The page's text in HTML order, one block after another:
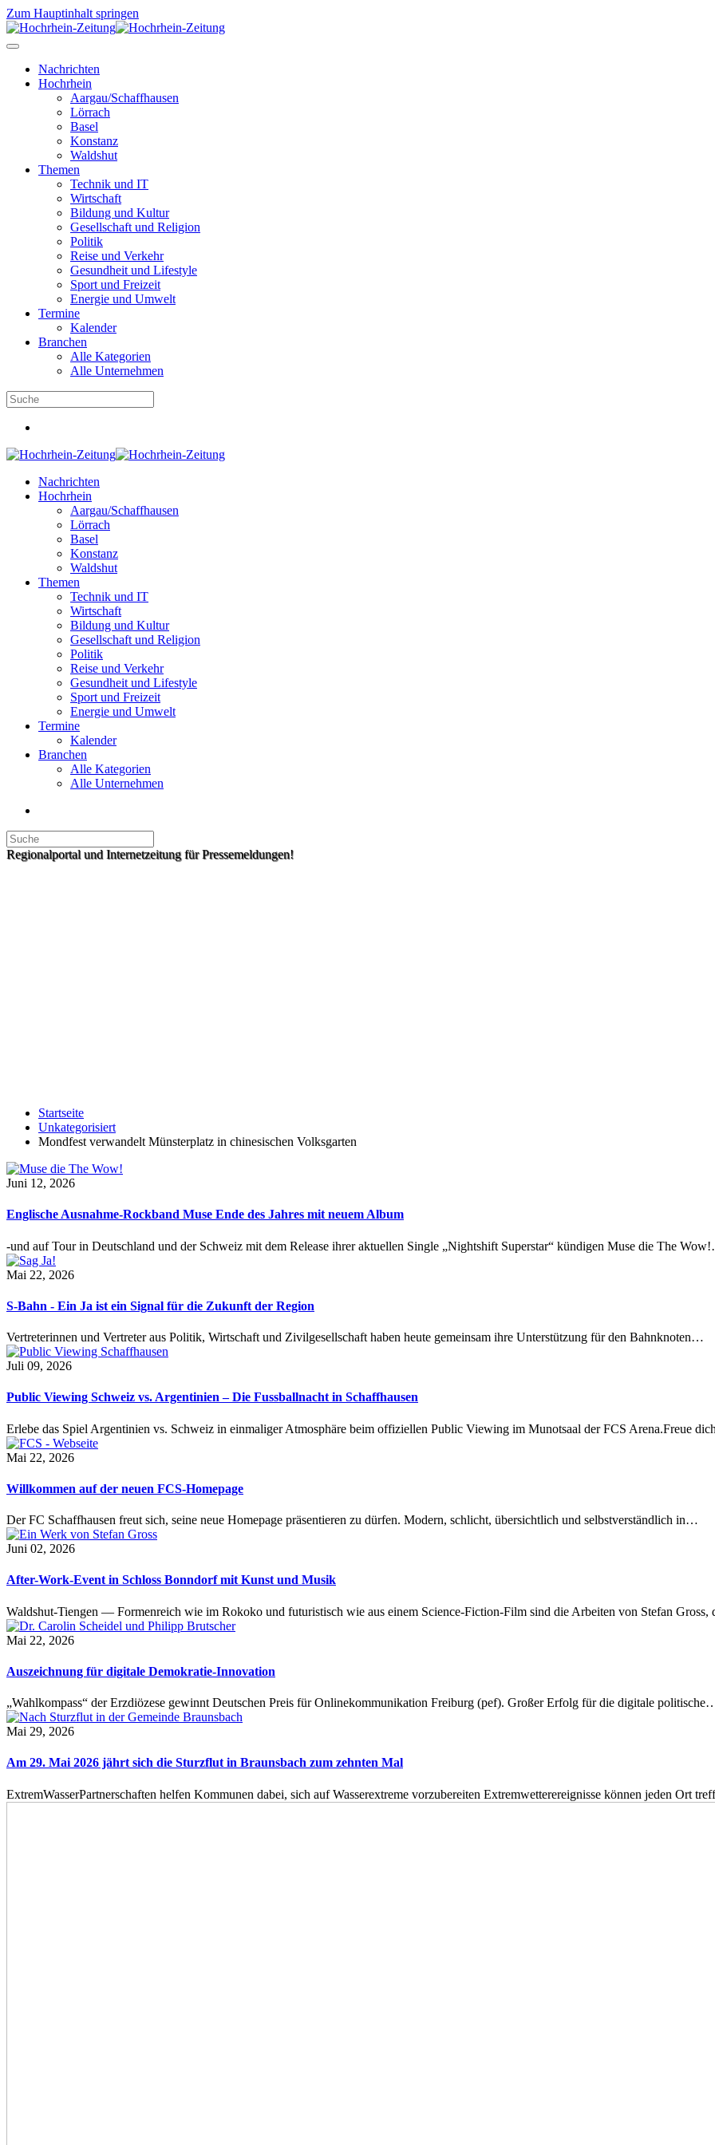
Zum Hauptinhalt springen
Nachrichten
Hochrhein
Aargau/Schaffhausen
Lörrach
Basel
Konstanz
Waldshut
Themen
Technik und IT
Wirtschaft
Bildung und Kultur
Gesellschaft und Religion
Politik
Reise und Verkehr
Gesundheit und Lifestyle
Sport und Freizeit
Energie und Umwelt
Termine
Kalender
Branchen
Alle Kategorien
Alle Unternehmen
Nachrichten
Hochrhein
Aargau/Schaffhausen
Lörrach
Basel
Konstanz
Waldshut
Themen
Technik und IT
Wirtschaft
Bildung und Kultur
Gesellschaft und Religion
Politik
Reise und Verkehr
Gesundheit und Lifestyle
Sport und Freizeit
Energie und Umwelt
Termine
Kalender
Branchen
Alle Kategorien
Alle Unternehmen
Regionalportal und Internetzeitung für Pressemeldungen!
Startseite
Unkategorisiert
Mondfest verwandelt Münsterplatz in chinesischen Volksgarten
Juni 12, 2026
Englische Ausnahme-Rockband Muse Ende des Jahres mit neuem Album
-und auf Tour in Deutschland und der Schweiz mit dem Release ihrer aktuellen Single „Nightshift Superstar“ kündigen Muse die The
Mai 22, 2026
S-Bahn - Ein Ja ist ein Signal für die Zukunft der Region
Vertreterinnen und Vertreter aus Politik, Wirtschaft und Zivilgesellschaft haben heute gemeinsam ihre Unterstützung für den Bahnknoten…
Juli 09, 2026
Public Viewing Schweiz vs. Argentinien – Die Fussballnacht in Schaffhausen
Erlebe das Spiel Argentinien vs. Schweiz in einmaliger Atmosphäre beim offiziellen Public Viewing im Munotsaal der FCS Arena.Freue
Mai 22, 2026
Willkommen auf der neuen FCS-Homepage
Der FC Schaffhausen freut sich, seine neue Homepage präsentieren zu dürfen. Modern, schlicht, übersichtlich und selbstverständlich in…
Juni 02, 2026
After-Work-Event in Schloss Bonndorf mit Kunst und Musik
Waldshut-Tiengen — Formenreich wie im Rokoko und futuristisch wie aus einem Science-Fiction-Film sind die Arbeiten von Stefan
Mai 22, 2026
Auszeichnung für digitale Demokratie-Innovation
„Wahlkompass“ der Erzdiözese gewinnt Deutschen Preis für Onlinekommunikation Freiburg (pef). Großer Erfolg für die digitale
Mai 29, 2026
Am 29. Mai 2026 jährt sich die Sturzflut in Braunsbach zum zehnten Mal
ExtremWasserPartnerschaften helfen Kommunen dabei, sich auf Wasserextreme vorzubereiten Extremwetterereignisse können jeden Ort